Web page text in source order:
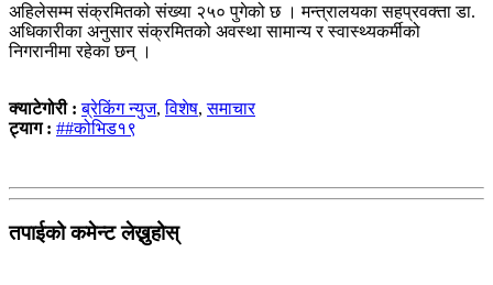
अहिलेसम्म संक्रमितको संख्या २५० पुगेको छ । मन्त्रालयका सहप्रवक्ता डा.
अधिकारीका अनुसार संक्रमितको अवस्था सामान्य र स्वास्थ्यकर्मीको
निगरानीमा रहेका छन् ।
क्याटेगोरी :ब्रेकिंग न्युज,विशेष,समाचार
ट्याग : ##कोभिड१९
तपाईको कमेन्ट लेख्नुहोस्